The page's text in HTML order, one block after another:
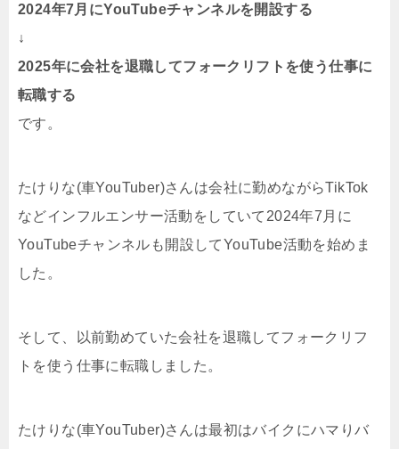
2024年7月にYouTubeチャンネルを開設する
↓
2025年に会社を退職してフォークリフトを使う仕事に
転職する
です。
たけりな(車YouTuber)さんは会社に勤めながらTikTok
などインフルエンサー活動をしていて2024年7月に
YouTubeチャンネルも開設してYouTube活動を始めま
した。
そして、以前勤めていた会社を退職してフォークリフ
トを使う仕事に転職しました。
たけりな(車YouTuber)さんは最初はバイクにハマりバ